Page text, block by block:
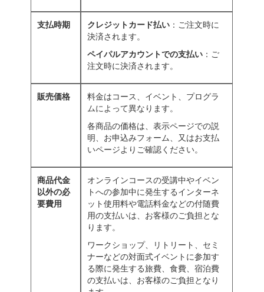
支払時期 クレジットカード払い ：ご注文時に
決済されます。
ペイパルアカウントでの支払い ：ご
注文時に決済されます。
販売価格
料金はコース、イベント、プログラ
ムによって異なります。
各商品の価格は、表示ページでの説
明、お申込みフォーム、又はお支払
いページよりご確認ください。
商品代金
以外の必
要費用
オンラインコースの受講中やイベン
トへの参加中に発生するインターネ
ット使用料や電話料金などの付随費
用の支払いは、お客様のご負担とな
ります。
ワークショップ、リトリート、セミ
ナーなどの対面式イベントに参加す
る際に発生する旅費、食費、宿泊費
の支払いは、お客様のご負担となり